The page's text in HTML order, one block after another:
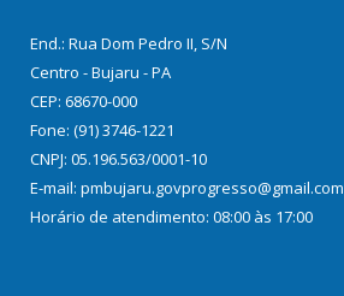
End.: Rua Dom Pedro II, S/N
Centro - Bujaru - PA
CEP: 68670-000
Fone: (91) 3746-1221
CNPJ: 05.196.563/0001-10
E-mail: pmbujaru.govprogresso@gmail.com
Horário de atendimento: 08:00 às 17:00